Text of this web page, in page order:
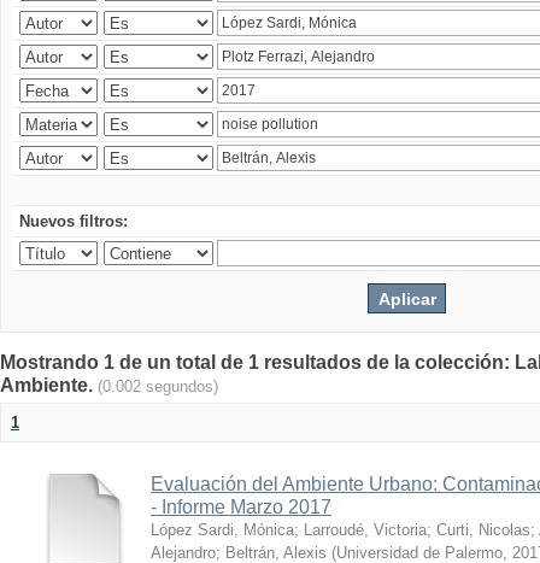
Nuevos filtros:
Mostrando 1 de un total de 1 resultados de la colección:
Ambiente. (0.002 segundos)
1
Evaluación del Ambiente Urbano:
- Informe Marzo 2017
López Sardi, Mónica; Larroudé, Victoria; Curti, Nicolas;
Alejandro; Beltrán, Alexis (Universidad de Palermo,